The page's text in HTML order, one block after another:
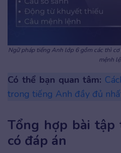
Ngữ pháp tiếng Anh lớp 6 gồm các thì
mệnh
Có thể bạn quan tâm:
trong tiếng Anh đầy đủ
Tổng hợp bài
có đáp án